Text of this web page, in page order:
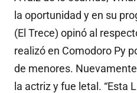
la oportunidad y en su
(El Trece) opinó al
realizó en Comodoro Py
de menores.
la actriz y fue letal. “Esta